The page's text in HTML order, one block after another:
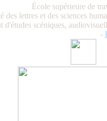
École supérieure de
des lettres et des sciences
d'études scéniques,
-